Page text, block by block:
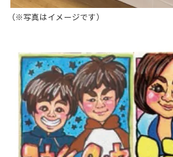
（※写真はイメージです）